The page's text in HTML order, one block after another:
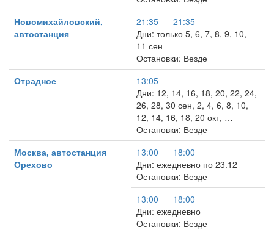
Новомихайловский,
автостанция
21:35
21:35
Дни: только 5, 6, 7, 8, 9, 10,
11 сен
Остановки: Везде
Отрадное
13:05
Дни: 12, 14, 16, 18, 20, 22, 24,
26, 28, 30 сен, 2, 4, 6, 8, 10,
12, 14, 16, 18, 20 окт, …
Остановки: Везде
Москва, автостанция
Орехово
13:00
18:00
Дни: ежедневно по 23.12
Остановки: Везде
13:00
18:00
Дни: ежедневно
Остановки: Везде